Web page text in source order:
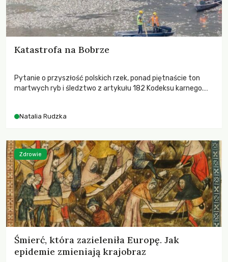
Katastrofa na Bobrze
Pytanie o przyszłość polskich rzek, ponad piętnaście ton
martwych ryb i śledztwo z artykułu 182 Kodeksu karnego.
zdarzeń prowadzących do biologicznej śmierci rzeki.
Natalia Rudzka
Śmierć, która zazieleniła Europę. Jak
epidemie zmieniają krajobraz
Zdrowie